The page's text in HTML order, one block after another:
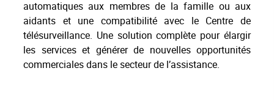
automatiques aux membres de la famille ou aux
aidants et une compatibilité avec le Centre de
télésurveillance. Une solution complète pour élargir
les services et générer de nouvelles opportunités
commerciales dans le secteur de l’assistance.